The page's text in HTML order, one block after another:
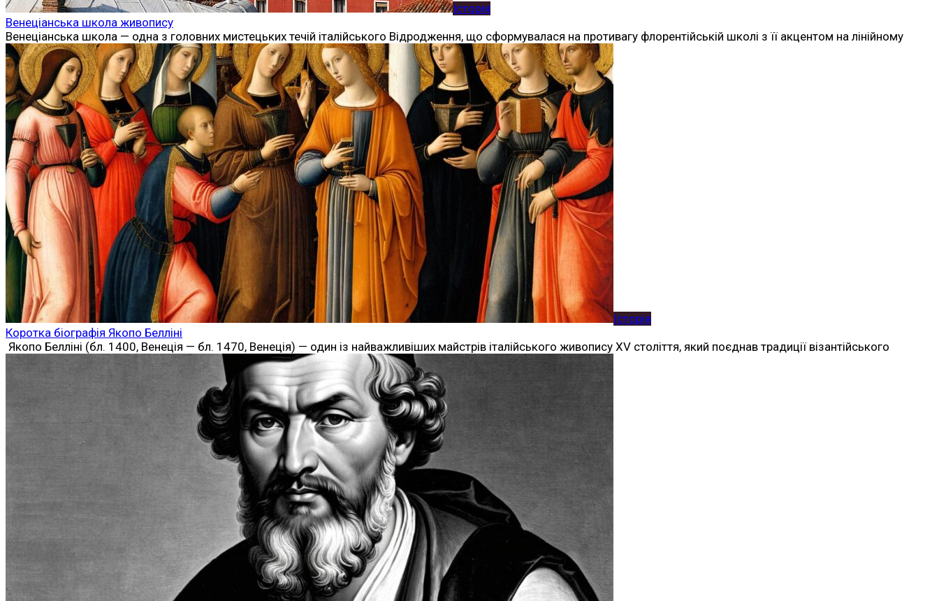
Історія
Венеціанська школа живопису
Венеціанська школа — одна з головних мистецьких течій італійського Відродження, що сформувалася на противагу флорентійській школі з її акцентом на лінійному
Історія
Коротка біографія Якопо Белліні
Якопо Белліні (бл. 1400, Венеція — бл. 1470, Венеція) — один із найважливіших майстрів італійського живопису XV століття, який поєднав традиції візантійського